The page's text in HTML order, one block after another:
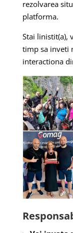
rezolvarea
platforma.
Stai linistit(a),
timp sa inveti
interactiona